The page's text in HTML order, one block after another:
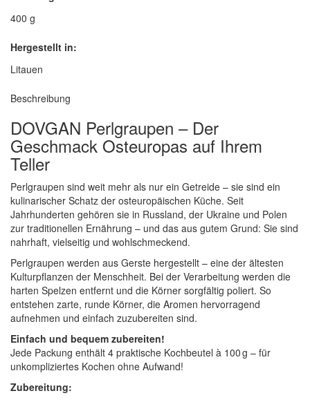
400 g
Hergestellt in:
Litauen
Beschreibung
DOVGAN Perlgraupen – Der
Geschmack Osteuropas auf Ihrem
Teller
Perlgraupen sind weit mehr als nur ein Getreide – sie sind ein
kulinarischer Schatz der osteuropäischen Küche. Seit
Jahrhunderten gehören sie in Russland, der Ukraine und Polen
zur traditionellen Ernährung – und das aus gutem Grund: Sie sind
nahrhaft, vielseitig und wohlschmeckend.
Perlgraupen werden aus Gerste hergestellt – eine der ältesten
Kulturpflanzen der Menschheit. Bei der Verarbeitung werden die
harten Spelzen entfernt und die Körner sorgfältig poliert. So
entstehen zarte, runde Körner, die Aromen hervorragend
aufnehmen und einfach zuzubereiten sind.
Einfach und bequem zubereiten!
Jede Packung enthält 4 praktische Kochbeutel à 100 g – für
unkompliziertes Kochen ohne Aufwand!
Zubereitung: